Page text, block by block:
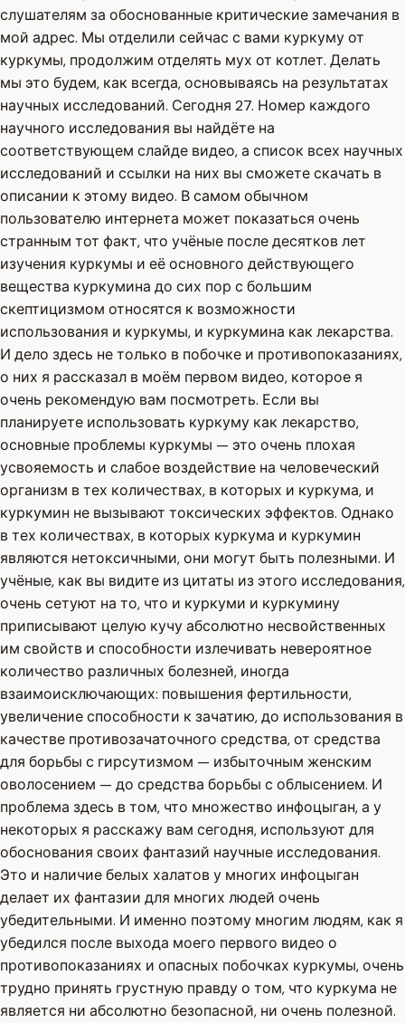
слушателям за обоснованные критические замечания в
мой адрес. Мы отделили сейчас с вами куркуму от
куркумы, продолжим отделять мух от котлет. Делать
мы это будем, как всегда, основываясь на результатах
научных исследований. Сегодня 27. Номер каждого
научного исследования вы найдёте на
соответствующем слайде видео, а список всех научных
исследований и ссылки на них вы сможете скачать в
описании к этому видео. В самом обычном
пользователю интернета может показаться очень
странным тот факт, что учёные после десятков лет
изучения куркумы и её основного действующего
вещества куркумина до сих пор с большим
скептицизмом относятся к возможности
использования и куркумы, и куркумина как лекарства.
И дело здесь не только в побочке и противопоказаниях,
о них я рассказал в моём первом видео, которое я
очень рекомендую вам посмотреть. Если вы
планируете использовать куркуму как лекарство,
основные проблемы куркумы — это очень плохая
усвояемость и слабое воздействие на человеческий
организм в тех количествах, в которых и куркума, и
куркумин не вызывают токсических эффектов. Однако
в тех количествах, в которых куркума и куркумин
являются нетоксичными, они могут быть полезными. И
учёные, как вы видите из цитаты из этого исследования,
очень сетуют на то, что и куркуми и куркумину
приписывают целую кучу абсолютно несвойственных
им свойств и способности излечивать невероятное
количество различных болезней, иногда
взаимоисключающих: повышения фертильности,
увеличение способности к зачатию, до использования в
качестве противозачаточного средства, от средства
для борьбы с гирсутизмом — избыточным женским
оволосением — до средства борьбы с облысением. И
проблема здесь в том, что множество инфоцыган, а у
некоторых я расскажу вам сегодня, используют для
обоснования своих фантазий научные исследования.
Это и наличие белых халатов у многих инфоцыган
делает их фантазии для многих людей очень
убедительными. И именно поэтому многим людям, как я
убедился после выхода моего первого видео о
противопоказаниях и опасных побочках куркумы, очень
трудно принять грустную правду о том, что куркума не
является ни абсолютно безопасной, ни очень полезной.